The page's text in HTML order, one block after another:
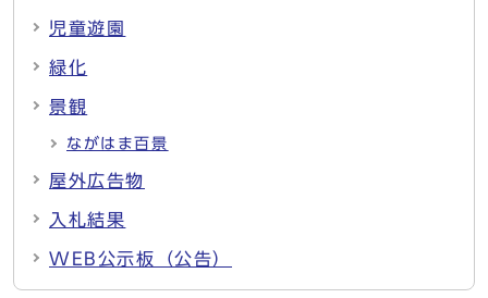
児童遊園
緑化
景観
ながはま百景
屋外広告物
入札結果
WEB公示板（公告）